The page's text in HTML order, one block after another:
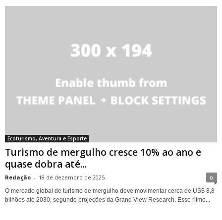
Ecoturismo, Aventura e Esporte
Turismo de mergulho cresce 10% ao ano e
quase dobra até...
Redação - 18 de dezembro de 2025 0
O mercado global de turismo de mergulho deve movimentar cerca de US$ 8,8
bilhões até 2030, segundo projeções da Grand View Research. Esse ritmo...